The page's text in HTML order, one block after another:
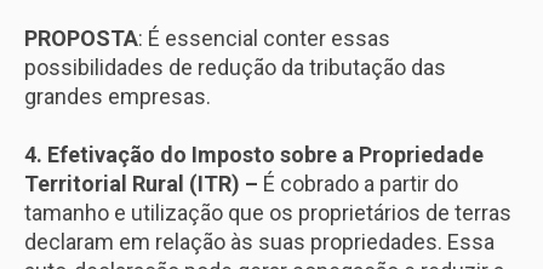
PROPOSTA: É essencial conter essas
possibilidades de redução da tributação das
grandes empresas.
4. Efetivação do Imposto sobre a Propriedade
Territorial Rural (ITR) – É cobrado a partir do
tamanho e utilização que os proprietários de terras
declaram em relação às suas propriedades. Essa